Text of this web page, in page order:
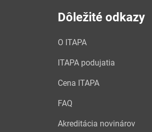
Dôležité odkazy
O ITAPA
ITAPA podujatia
Cena ITAPA
FAQ
Akreditácia novinárov